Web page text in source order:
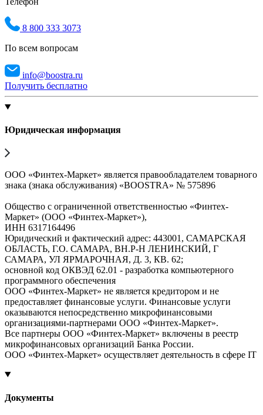
8 800 333 3073
По всем вопросам
info@boostra.ru
Получить бесплатно
Юридическая информация
ООО «Финтех-Маркет» является правообладателем товарного
знака (знака обслуживания) «BOOSTRA» № 575896
Общество с ограниченной ответственностью «Финтех-
Маркет» (ООО «Финтех-Маркет»),
ИНН 6317164496
Юридический и фактический адрес: 443001, САМАРСКАЯ
ОБЛАСТЬ, Г.О. САМАРА, ВН.Р-Н ЛЕНИНСКИЙ, Г
САМАРА, УЛ ЯРМАРОЧНАЯ, Д. 3, КВ. 62;
основной код ОКВЭД 62.01 - разработка компьютерного
программного обеспечения
ООО «Финтех-Маркет» не является кредитором и не
предоставляет финансовые услуги. Финансовые услуги
оказываются непосредственно микрофинансовыми
организациями-партнерами ООО «Финтех-Маркет».
Все партнеры ООО «Финтех-Маркет» включены в реестр
микрофинансовых организаций Банка России.
ООО «Финтех-Маркет» осуществляет деятельность в сфере IT
Документы